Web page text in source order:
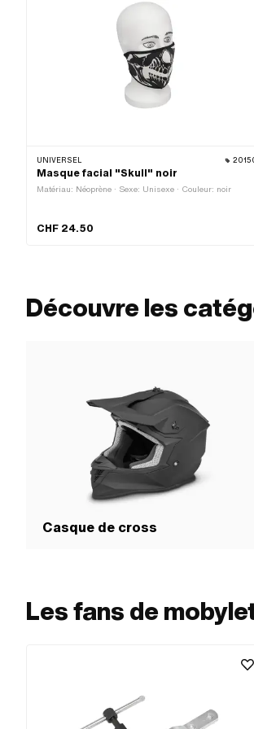
UNIVERSEL
Masque facial "Skull" noir
Matériau: Néoprène · Sexe: Unisexe · Couleur: noir
CHF 24.50
Découvre les
Casque de cross
Les fans de